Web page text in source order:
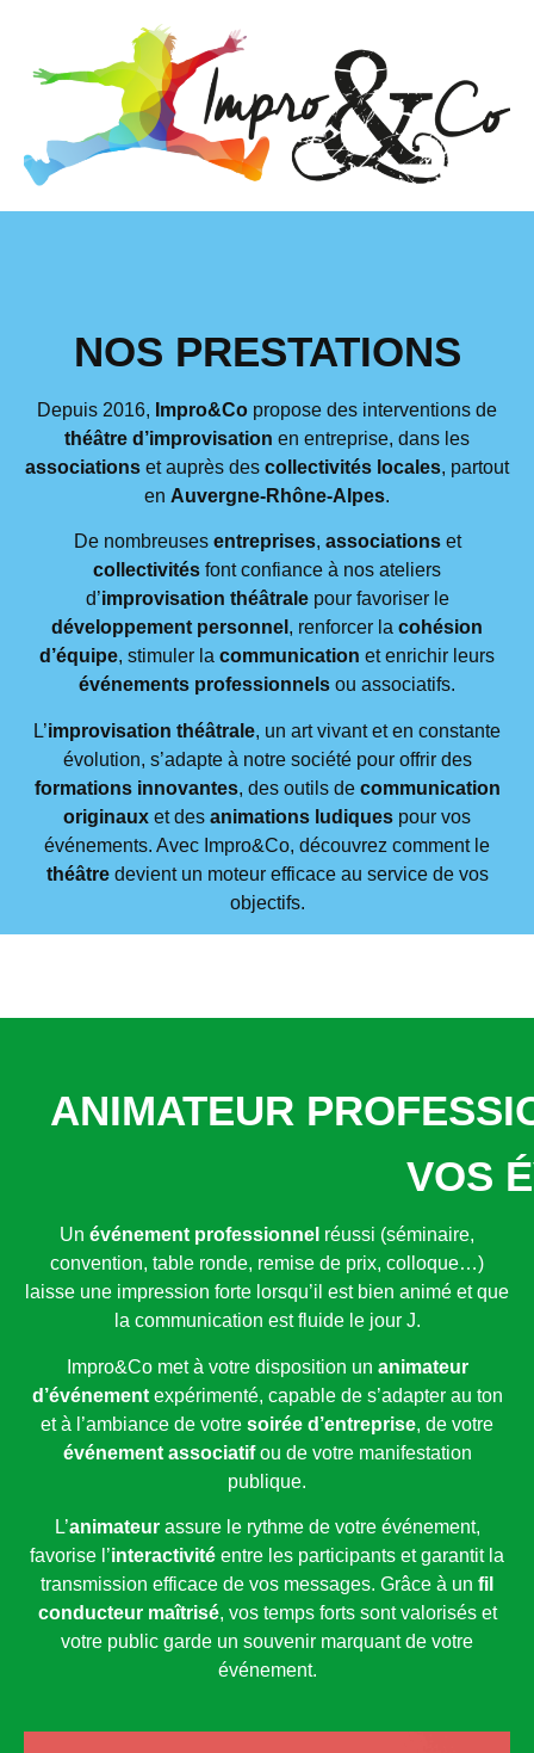
NOS PRESTATIONS
Depuis 2016, Impro&Co propose des interventions de
théâtre d’improvisation en entreprise, dans les
associations et auprès des collectivités locales, partout
en Auvergne-Rhône-Alpes.
De nombreuses entreprises, associationset
collectivités font confiance à nos ateliers
d’improvisation théâtralepour favoriser le
développement personnel , renforcer la cohésion
d’équipe, stimuler la communication et enrichir leurs
événements professionnels ou associatifs.
L’improvisation théâtrale, un art vivant et en constante
évolution, s’adapte à notre société pour offrir des
formations innovantes, des outils de communication
originaux et des animations ludiques pour vos
événements. Avec Impro&Co, découvrez comment le
théâtredevient un moteur efficace au service de vos
objectifs.
ANIMATEUR
VOS
Un événement professionnel réussi (séminaire,
convention, table ronde, remise de prix, colloque…)
laisse une impression forte lorsqu’il est bien animé et que
la communication est fluide le jour J.
Impro&Co met à votre disposition un animateur
d’événementexpérimenté, capable de s’adapter au ton
et à l’ambiance de votre soirée d’entreprise, de votre
événement associatifou de votre manifestation
publique.
L’animateurassure le rythme de votre événement,
favorise l’interactivité entre les participants et garantit la
transmission efficace de vos messages. Grâce à un fil
conducteur maîtrisé, vos temps forts sont valorisés et
votre public garde un souvenir marquant de votre
événement.